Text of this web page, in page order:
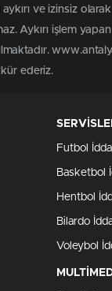
aykırı ve izinsiz
Aykırı işlem
ederiz.
Futbol
Basketbol
Hentbol
Bilardo
Voleybol